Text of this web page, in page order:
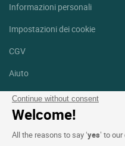
Continue without consent
Welcome!
All the reasons to say ‘yes’ to
Informazioni personali
Impostazioni dei cookie
CGV
Aiuto
Mappa del sito
Crediti fotografici